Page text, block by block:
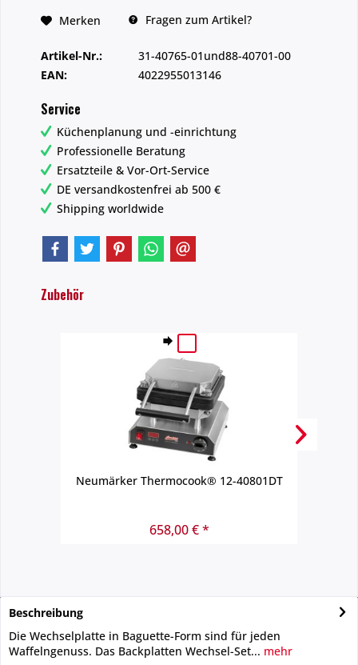
Merken Fragen zum Artikel?
Artikel-Nr.:
31-40765-01und88-40701-00
EAN:
4022955013146
Service
Küchenplanung und -einrichtung
Professionelle Beratung
Ersatzteile & Vor-Ort-Service
DE versandkostenfrei ab 500 €
Shipping worldwide
Zubehör
Neumärker Thermocook® 12-40801DT
658,00 € *
Beschreibung
Die Wechselplatte in Baguette-Form sind für jeden
Waffelngenuss. Das Backplatten Wechsel-Set... mehr